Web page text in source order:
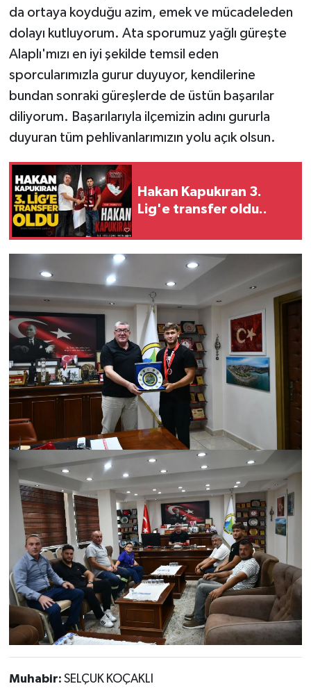
da ortaya koyduğu azim, emek ve mücadeleden
dolayı kutluyorum. Ata sporumuz yağlı güreşte
Alaplı'mızı en iyi şekilde temsil eden
sporcularımızla gurur duyuyor, kendilerine
bundan sonraki güreşlerde de üstün başarılar
diliyorum. Başarılarıyla ilçemizin adını gururla
duyuran tüm pehlivanlarımızın yolu açık olsun.
Hakan Kapukıran 3.
Lig'e transfer oldu..
Muhabir: SELÇUK KOÇAKLI
Resmi İlan
Röportaj
Sağlık
SİYASET
Spor
Ulusal
Yaşam